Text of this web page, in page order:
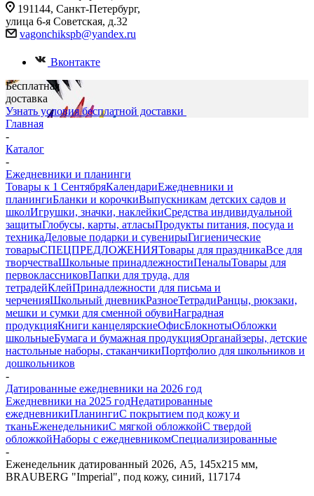
191144, Санкт-Петербург,
улица 6-я Советская, д.32
vagonchikspb@yandex.ru
Вконтакте
Бесплатная
доставка
Узнать условия бесплатной доставки
Главная
-
Каталог
-
Ежедневники и планинги
Товары к 1 СентябряКалендариЕжедневники и
планингиБланки и корочкиВыпускникам детских садов и
школИгрушки, значки, наклейкиСредства индивидуальной
защитыГлобусы, карты, атласыПродукты питания, посуда и
техникаДеловые подарки и сувенирыГигиенические
товарыСПЕЦПРЕДЛОЖЕНИЯТовары для праздникаВсе для
творчестваШкольные принадлежностиПеналыТовары для
первоклассниковПапки для труда, для
тетрадейКлейПринадлежности для письма и
черченияШкольный дневникРазноеТетрадиРанцы, рюкзаки,
мешки и сумки для сменной обувиНаградная
продукцияКниги канцелярскиеОфисБлокнотыОбложки
школьныеБумага и бумажная продукцияОрганайзеры, детские
настольные наборы, стаканчикиПортфолио для школьников и
дошкольников
-
Датированные ежедневники на 2026 год
Ежедневники на 2025 годНедатированные
ежедневникиПланингиС покрытием под кожу и
тканьЕженедельникиС мягкой обложкойС твердой
обложкойНаборы с ежедневникомСпециализированные
-
Еженедельник датированный 2026, А5, 145х215 мм,
BRAUBERG "Imperial", под кожу, синий, 117174